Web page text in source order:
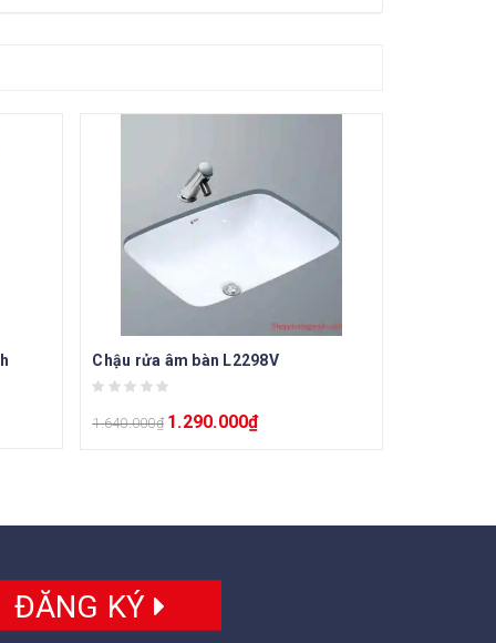
Chậu rửa âm bàn L2298V
1.640.000₫ 1.290.000₫
ĐĂNG KÝ